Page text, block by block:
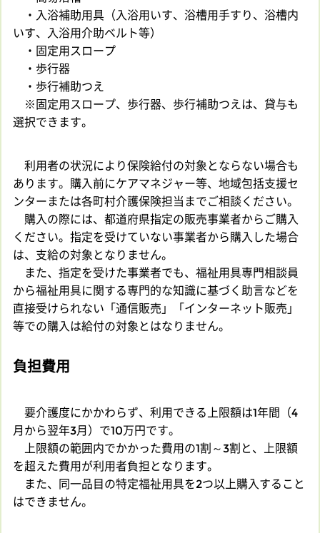
・入浴補助用具（入浴用いす、浴槽用手すり、浴槽内
いす、入浴用介助ベルト等）
・固定用スロープ
・歩行器
・歩行補助つえ
※固定用スロープ、歩行器、歩行補助つえは、貸与も
選択できます。
利用者の状況により保険給付の対象とならない場合も
あります。購入前にケアマネジャー等、地域包括支援セ
ンターまたは各町村介護保険担当までご相談ください。
購入の際には、都道府県指定の販売事業者からご購入
ください。指定を受けていない事業者から購入した場合
は、支給の対象となりません。
また、指定を受けた事業者でも、福祉用具専門相談員
から福祉用具に関する専門的な知識に基づく助言などを
直接受けられない「通信販売」「インターネット販売」
等での購入は給付の対象とはなりません。
負担費用
要介護度にかかわらず、利用できる上限額は1年間（4
月から翌年3月）で10万円です。
上限額の範囲内でかかった費用の1割～3割と、上限額
を超えた費用が利用者負担となります。
また、同一品目の特定福祉用具を2つ以上購入すること
はできません。